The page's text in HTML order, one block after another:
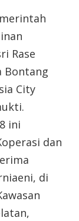
Rase
Bontang
City
ini
dan
di